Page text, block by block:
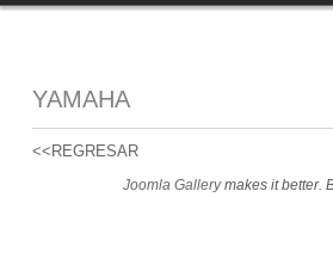
YAMAHA
<<REGRESAR
Joomla Gallerymakes it better.